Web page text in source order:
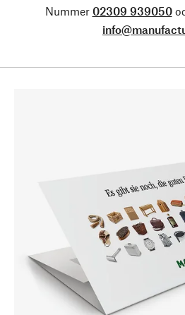
Nummer 02309 939050